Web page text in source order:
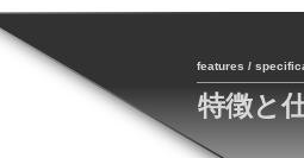
features /
特徴と